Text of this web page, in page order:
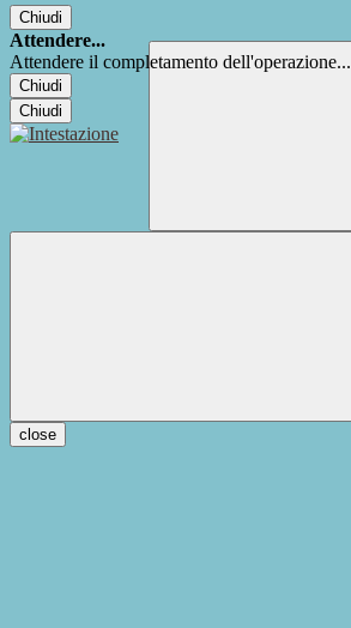
Chiudi
Attendere...
Attendere il completamento dell'operazione...
Chiudi
Chiudi
close